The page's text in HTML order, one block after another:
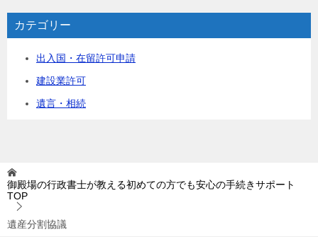
カテゴリー
出入国・在留許可申請
建設業許可
遺言・相続
御殿場の行政書士が教える初めての方でも安心の手続きサポート
TOP
遺産分割協議